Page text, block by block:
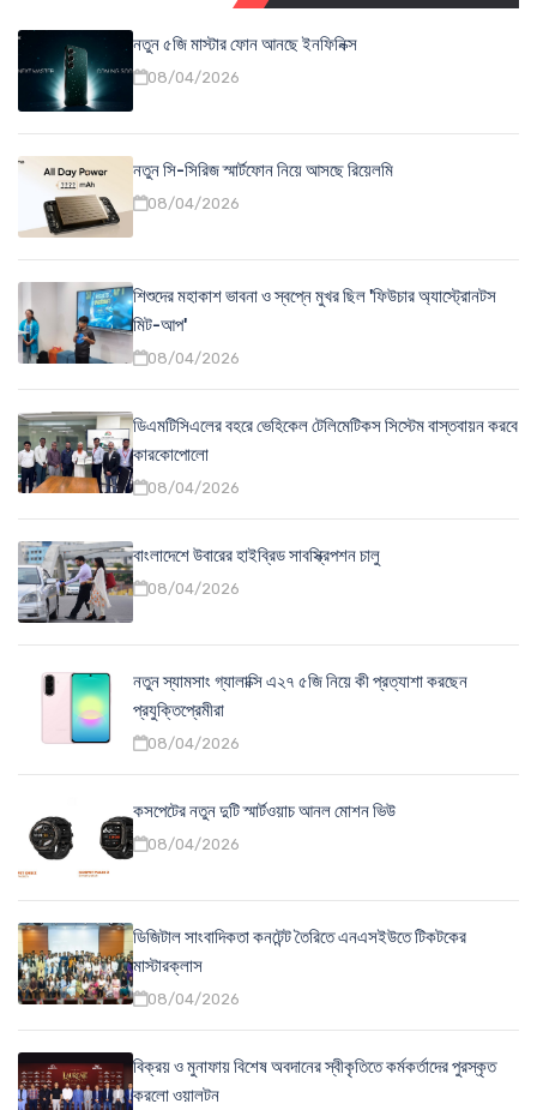
নতুন ৫জি মাস্টার ফোন আনছে ইনফিনিক্স
08/04/2026
নতুন সি-সিরিজ স্মার্টফোন নিয়ে আসছে রিয়েলমি
08/04/2026
শিশুদের মহাকাশ ভাবনা ও স্বপ্নে মুখর ছিল 'ফিউচার অ্যাস্ট্রোনটস
মিট-আপ'
08/04/2026
ডিএমটিসিএলের বহরে ভেহিকেল টেলিমেটিকস সিস্টেম বাস্তবায়ন করবে
কারকোপোলো
08/04/2026
বাংলাদেশে উবারের হাইব্রিড সাবস্ক্রিপশন চালু
08/04/2026
নতুন স্যামসাং গ্যালাক্সি এ২৭ ৫জি নিয়ে কী প্রত্যাশা করছেন
প্রযুক্তিপ্রেমীরা
08/04/2026
কসপেটের নতুন দুটি স্মার্টওয়াচ আনল মোশন ভিউ
08/04/2026
ডিজিটাল সাংবাদিকতা কনটেন্ট তৈরিতে এনএসইউতে টিকটকের
মাস্টারক্লাস
08/04/2026
বিক্রয় ও মুনাফায় বিশেষ অবদানের স্বীকৃতিতে কর্মকর্তাদের পুরস্কৃত
করলো ওয়ালটন